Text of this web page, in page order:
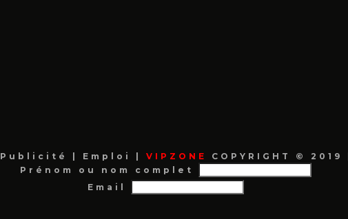
Publicité Emploi VIPZONE COPYRIGHT © 2019 |
Prénom ou nom complet
Email